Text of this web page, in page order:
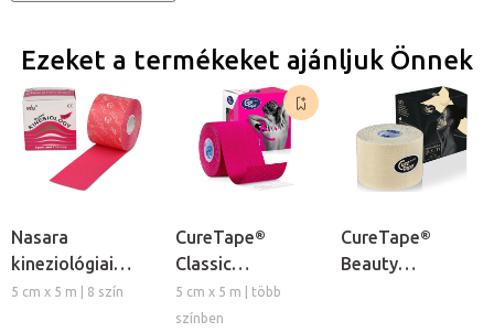
Ezeket a termékeket ajánljuk Önnek
Nasara
kineziológiai
tapasz, 5cm
5 cm x 5 m | 8 szín
CureTape®
Classic
kineziológiai
tapasz, 5cm
5 cm x 5 m | több
színben
CureTape®
Beauty